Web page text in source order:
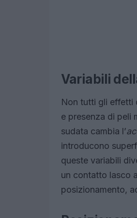
Variabili
Non tutti gli effetti
e presenza di peli
sudata cambia l’
introducono
queste variabili
un contatto lasco
posizionamento,